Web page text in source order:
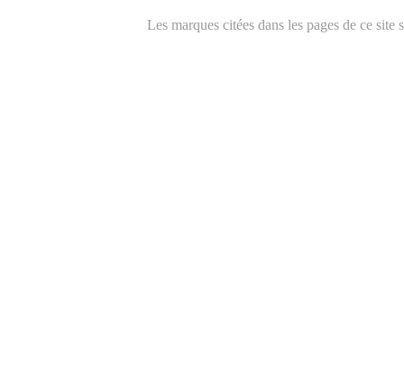
Les marques citées dans les pages de ce